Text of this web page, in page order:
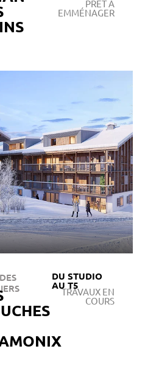
PRÊT À
EMMÉNAGER
DU STUDIO
AU T5
TRAVAUX EN
COURS